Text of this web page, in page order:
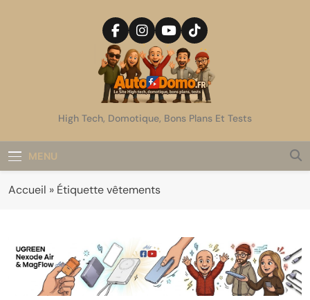
AutoDomo
High Tech, Domotique, Bons Plans Et Tests
MENU
Accueil » Étiquette vêtements